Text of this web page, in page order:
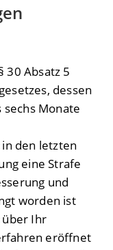
30 Absatz 5
dessen
Monate
den letzten
eine Strafe
und
worden ist
über Ihr
eröffnet